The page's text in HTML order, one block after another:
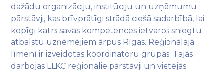
dažādu organizāciju, institūciju un uzņēmumu
pārstāvji, kas brīvprātīgi strādā ciešā sadarbībā, lai
kopīgi katrs savas kompetences ietvaros sniegtu
atbalstu uzņēmējiem ārpus Rīgas. Reģionālajā
līmenī ir izveidotas koordinatoru grupas. Tajās
darbojas LLKC reģionālie pārstāvji un vietējās